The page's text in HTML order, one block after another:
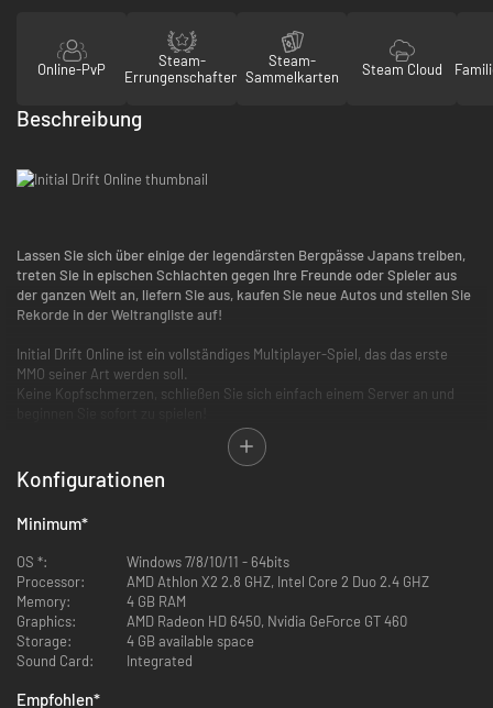
Online-PvP
Steam-
Errungenschaften
Steam-
Sammelkarten
Steam Cloud
Beschreibung
Lassen Sie sich über einige der legendärsten Bergpässe Japans treiben,
treten Sie in epischen Schlachten gegen Ihre Freunde oder Spieler aus
der ganzen Welt an, liefern Sie aus, kaufen Sie neue Autos und stellen Sie
Rekorde in der Weltrangliste auf!
Initial Drift Online ist ein vollständiges Multiplayer-Spiel, das das erste
MMO seiner Art werden soll.
Keine Kopfschmerzen, schließen Sie sich einfach einem Server an und
Das Spiel hat eine halboffene Welt, die aus 3 legendären Schauplätzen
besteht:
-Der Berg Haruna
Konfigurationen
Minimum*
OS *:
Windows 7/8/10/11 - 64bits
Processor:
AMD Athlon X2 2.8 GHZ, Intel Core 2 Duo 2.4 GHZ
Memory:
4 GB RAM
Graphics:
AMD Radeon HD 6450, Nvidia GeForce GT 460
Storage:
4 GB available space
Sound Card:
Integrated
Empfohlen*